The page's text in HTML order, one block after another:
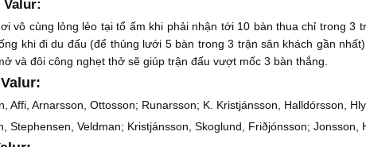
vô cùng lỏng lẻo tại tổ ấm khi phải nhận tới 10 bàn thua chỉ trong 3
khi đi du đấu (để thủng lưới 5 bàn trong 3 trận sân khách gần
và đôi công nghẹt thở sẽ giúp trận đấu vượt mốc 3 bàn thắng.
Affi, Arnarsson, Ottosson; Runarsson; K. Kristjánsson, Halldórsson,
Stephensen, Veldman; Kristjánsson, Skoglund, Friðjónsson; Jonsson,